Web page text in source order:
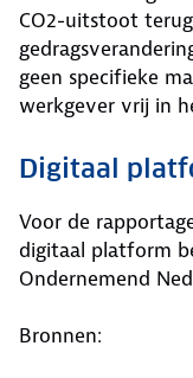
CO2-uitstoot
geen specifieke
werkgever vrij in
Digitaal
Voor de
digitaal platform
Ondernemend
Bronnen: